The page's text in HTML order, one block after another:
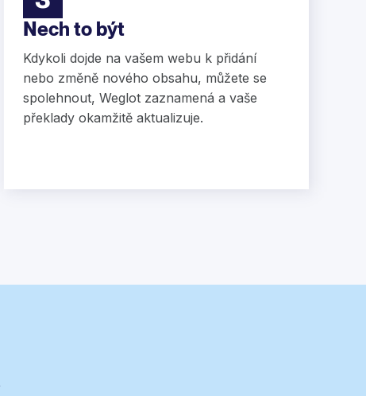
Nech to být
Kdykoli dojde na vašem webu k přidání
nebo změně nového obsahu, můžete se
spolehnout, Weglot zaznamená a vaše
překlady okamžitě aktualizuje.